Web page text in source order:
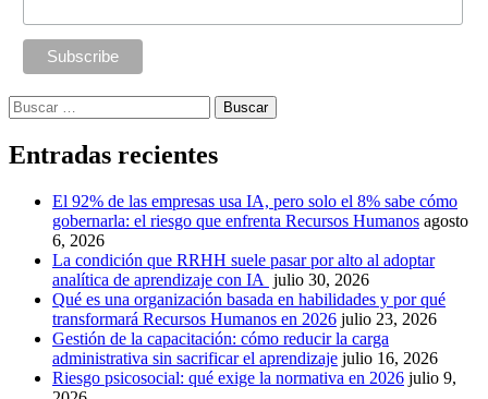
Buscar:
Entradas recientes
El 92% de las empresas usa IA, pero solo el 8% sabe cómo
gobernarla: el riesgo que enfrenta Recursos Humanos agosto
6, 2026
La condición que RRHH suele pasar por alto al adoptar
analítica de aprendizaje con IA julio 30, 2026
Qué es una organización basada en habilidades y por qué
transformará Recursos Humanos en 2026 julio 23, 2026
Gestión de la capacitación: cómo reducir la carga
administrativa sin sacrificar el aprendizaje julio 16, 2026
Riesgo psicosocial: qué exige la normativa en 2026 julio 9,